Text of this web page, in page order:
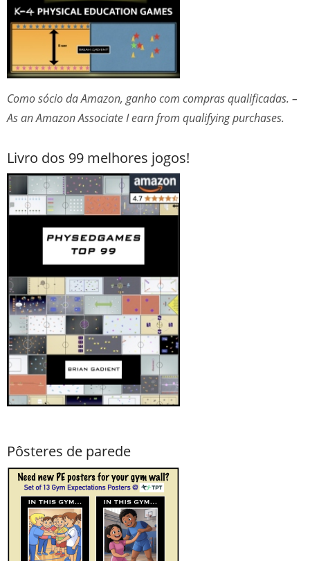
Como sócio da Amazon, ganho com compras qualificadas. –
As an Amazon Associate I earn from qualifying purchases.
Livro dos 99 melhores jogos!
Pôsteres de parede